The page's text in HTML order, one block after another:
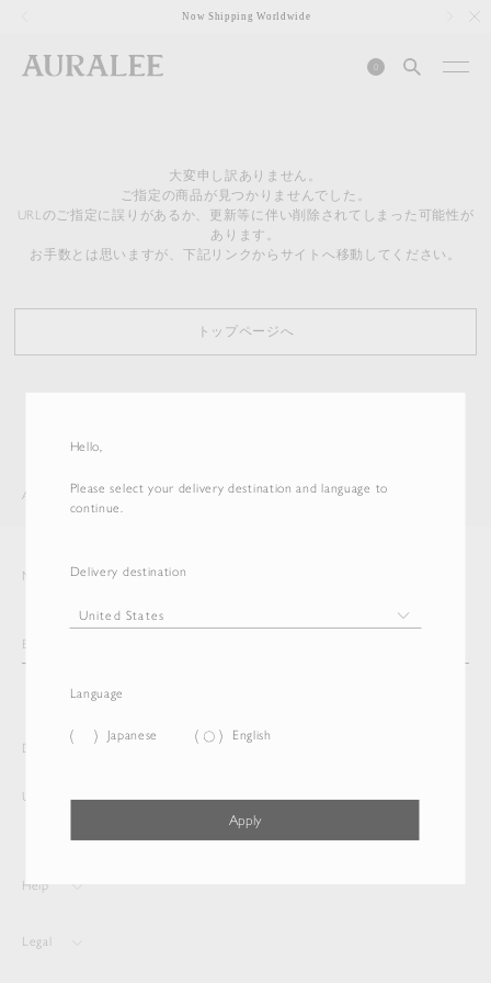
Hello,
Please select your delivery destination and language to
continue.
Delivery destination
Language
Japanese English
Apply
Now Shipping Worldwide
0
大変申し訳ありません。
ご指定の商品が見つかりませんでした。
URLのご指定に誤りがあるか、更新等に伴い削除されてしまった可能性が
あります。
お手数とは思いますが、下記リンクからサイトへ移動してください。
トップページへ
AURALEE ITEM
Newsletter
Delivery destination and Language
United States English
Help
Legal